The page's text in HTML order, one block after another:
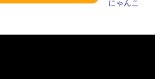
にゃんこ